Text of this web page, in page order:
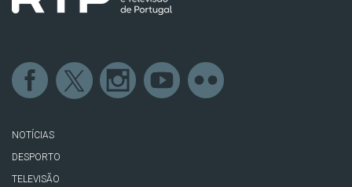
NOTÍCIAS
DESPORTO
TELEVISÃO